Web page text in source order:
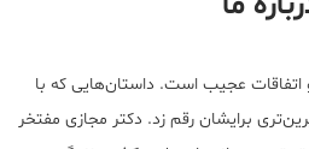
و اتفاقات عجیب است. داستان‌هایی که با
برایشان رقم زد. دکتر مجازی مفتخر